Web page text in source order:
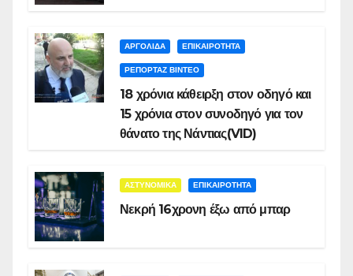
ΑΡΓΟΛΙΔΑ ΕΠΙΚΑΙΡΟΤΗΤΑ
ΡΕΠΟΡΤΑΖ ΒΙΝΤΕΟ
18 χρόνια κάθειρξη στον οδηγό και
15 χρόνια στον συνοδηγό για τον
θάνατο της Νάντιας(VID)
ΑΣΤΥΝΟΜΙΚΑ ΕΠΙΚΑΙΡΟΤΗΤΑ
Νεκρή 16χρονη έξω από μπαρ